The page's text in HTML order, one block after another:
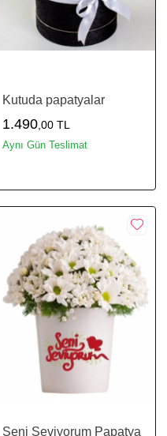
Kutuda papatyalar
1.490,00 TL
Aynı Gün Teslimat
Seni Seviyorum Papatya